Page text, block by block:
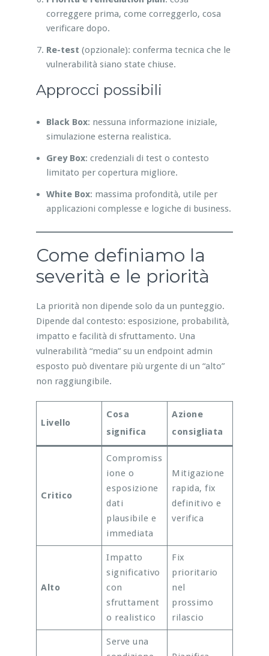
correggere prima, come correggerlo, cosa
verificare dopo.
Re-test (opzionale): conferma tecnica che le
vulnerabilità siano state chiuse.
Approcci possibili
Black Box: nessuna informazione iniziale,
simulazione esterna realistica.
Grey Box: credenziali di test o contesto
limitato per copertura migliore.
White Box: massima profondità, utile per
applicazioni complesse e logiche di business.
Come definiamo la
severità e le priorità
La priorità non dipende solo da un punteggio.
Dipende dal contesto: esposizione, probabilità,
impatto e facilità di sfruttamento. Una
vulnerabilità “media” su un endpoint admin
esposto può diventare più urgente di un “alto”
non raggiungibile.
Livello
Cosa
significa
Azione
consigliata
Critico
Compromiss
ione o
esposizione
dati
plausibile e
immediata
Mitigazione
rapida, fix
definitivo e
verifica
Alto
Impatto
significativo
con
sfruttament
o realistico
Fix
prioritario
nel
prossimo
rilascio
Serve una